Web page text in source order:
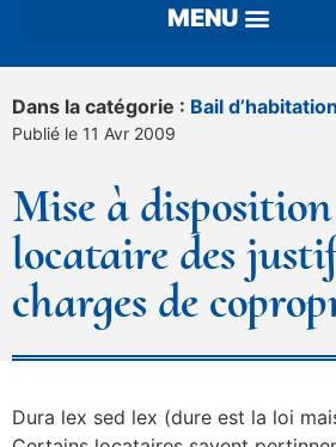
Dans la catégorie : Bail d’habitation
Publié le 11 Avr 2009
Mise à
locataire des
charges de
Dura lex sed lex (dure est la loi